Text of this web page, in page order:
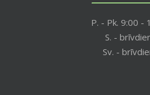
P. - Pk. 9:00 -
S. -
Sv. -